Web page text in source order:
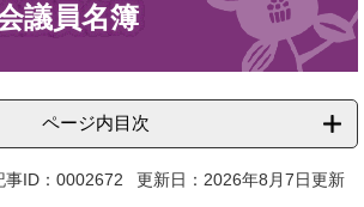
議員名簿
ページ内目次
事ID：0002672 更新日：2026年8月7日更新